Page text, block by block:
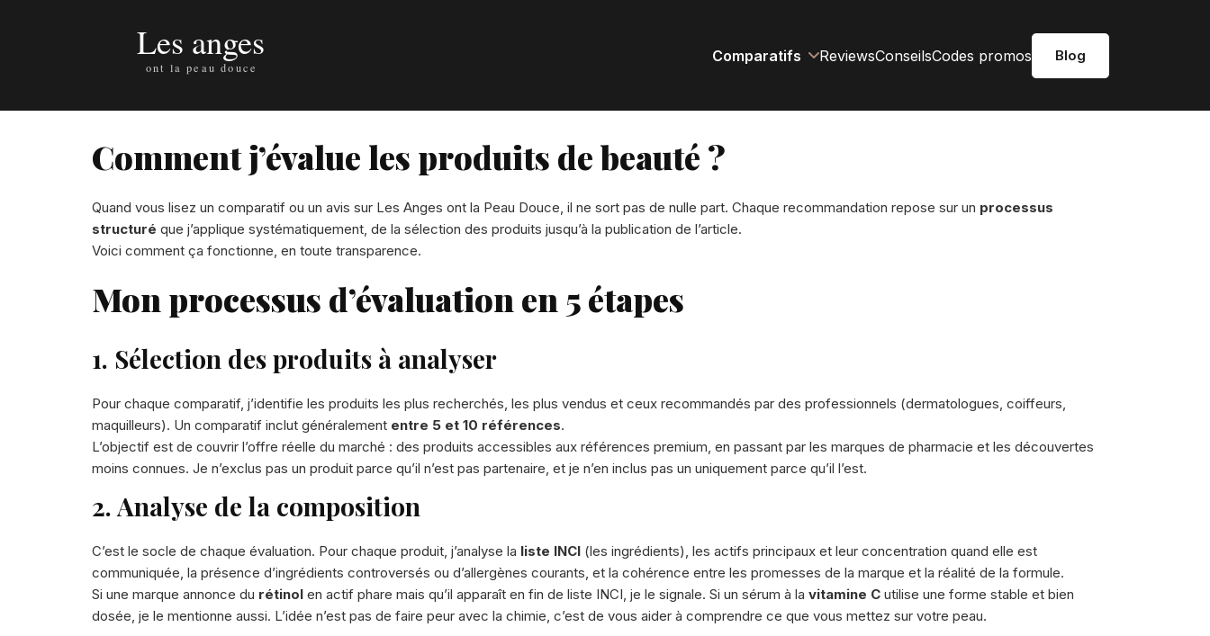
Comparatifs ReviewsConseilsCodes promos Blog
Comment j’évalue les produits de beauté ?
Quand vous lisez un comparatif ou un avis sur Les Anges ont la Peau Douce, il ne sort pas de nulle part. Chaque recommandation repose sur un processus
structuré que j’applique systématiquement, de la sélection des produits jusqu’à la publication de l’article.
Voici comment ça fonctionne, en toute transparence.
Mon processus d’évaluation en 5 étapes
1. Sélection des produits à analyser
Pour chaque comparatif, j’identifie les produits les plus recherchés, les plus vendus et ceux recommandés par des professionnels (dermatologues, coiffeurs,
maquilleurs). Un comparatif inclut généralement entre 5 et 10 références.
L’objectif est de couvrir l’offre réelle du marché : des produits accessibles aux références premium, en passant par les marques de pharmacie et les découvertes
moins connues. Je n’exclus pas un produit parce qu’il n’est pas partenaire, et je n’en inclus pas un uniquement parce qu’il l’est.
2. Analyse de la composition
C’est le socle de chaque évaluation. Pour chaque produit, j’analyse la liste INCI (les ingrédients), les actifs principaux et leur concentration quand elle est
communiquée, la présence d’ingrédients controversés ou d’allergènes courants, et la cohérence entre les promesses de la marque et la réalité de la formule.
Si une marque annonce du rétinol en actif phare mais qu’il apparaît en fin de liste INCI, je le signale. Si un sérum à la vitamine C utilise une forme stable et bien
dosée, je le mentionne aussi. L’idée n’est pas de faire peur avec la chimie, c’est de vous aider à comprendre ce que vous mettez sur votre peau.